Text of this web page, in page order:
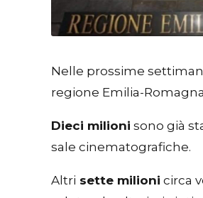
Nelle prossime
regione Emilia-
Dieci milioni sono già
sale cinematografiche.
Altri sette milioni circa